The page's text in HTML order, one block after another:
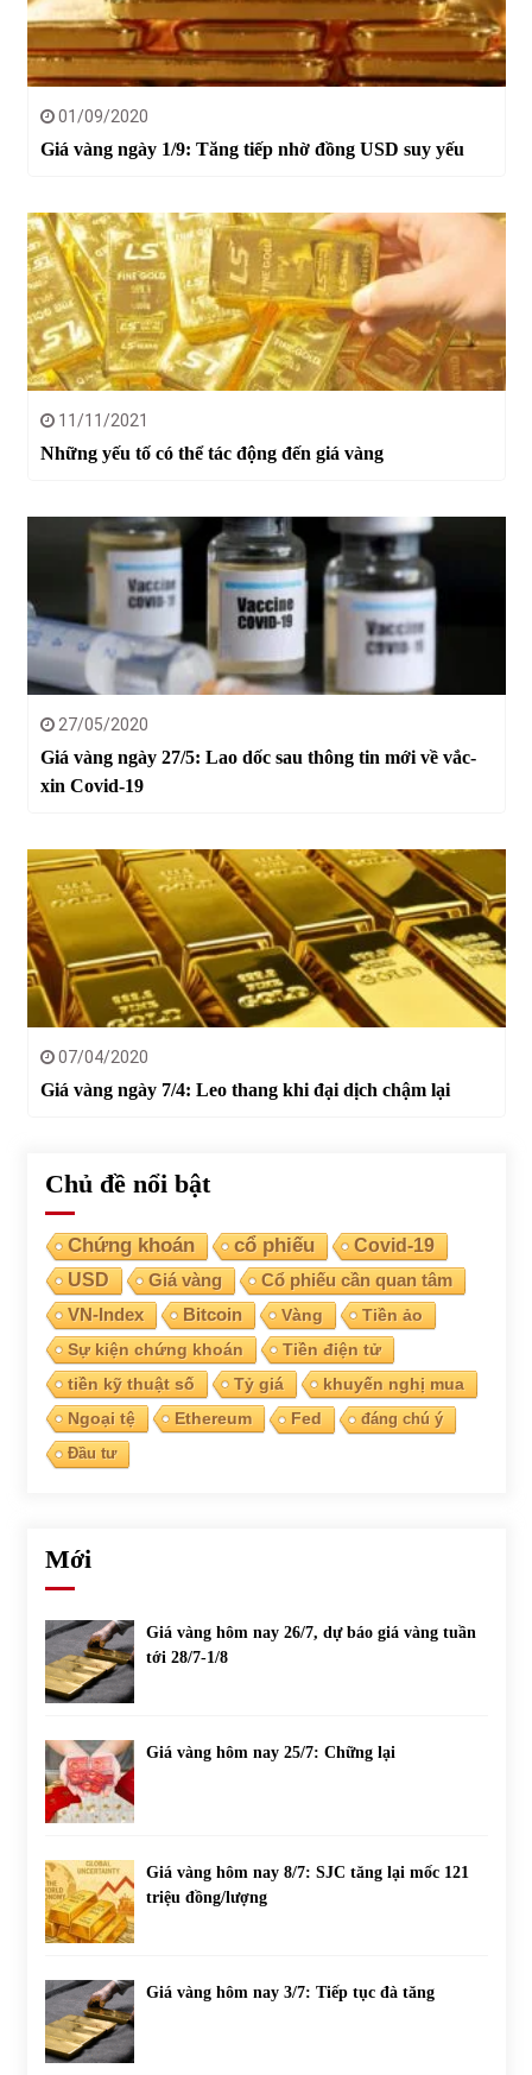
01/09/2020
Giá vàng ngày 1/9: Tăng tiếp nhờ đồng USD suy yếu
11/11/2021
Những yếu tố có thể tác động đến giá vàng
27/05/2020
Giá vàng ngày 27/5: Lao dốc sau thông tin mới về vắc-
xin Covid-19
07/04/2020
Giá vàng ngày 7/4: Leo thang khi đại dịch chậm lại
Chủ đề nổi bật
Chứng khoán cổ phiếu
Covid-19
USD
Giá vàng Cổ phiếu cần quan tâm
VN-Index Bitcoin Vàng
Tiền ảo
Sự kiện chứng khoán
Tiền điện tử
tiền kỹ thuật số
Tỷ giá
khuyến nghị mua
Ngoại tệ
Ethereum Fed
đáng chú ý
Đầu tư
Mới
Giá vàng hôm nay 26/7, dự báo giá vàng tuần
tới 28/7-1/8
Giá vàng hôm nay 25/7: Chững lại
Giá vàng hôm nay 8/7: SJC tăng lại mốc 121
triệu đồng/lượng
Giá vàng hôm nay 3/7: Tiếp tục đà tăng